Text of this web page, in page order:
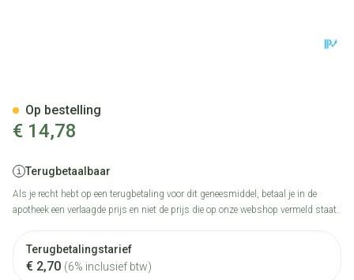
€ 14,78
Terugbetaalbaar
Als je recht hebt op een terugbetaling voor dit geneesmiddel, betaal je in de
apotheek een verlaagde prijs en niet de prijs die op onze webshop vermeld staat.
Terugbetalingstarief
€ 2,70 (6% inclusief btw)
Op bestelling